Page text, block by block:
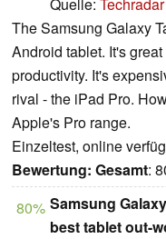
Quelle: Techradar
The Samsung Galaxy
Android tablet. It's
productivity. It's
rival - the iPad Pro.
Apple's Pro range.
Einzeltest, online
Bewertung: Gesamt:
80% Samsung
best tablet out-